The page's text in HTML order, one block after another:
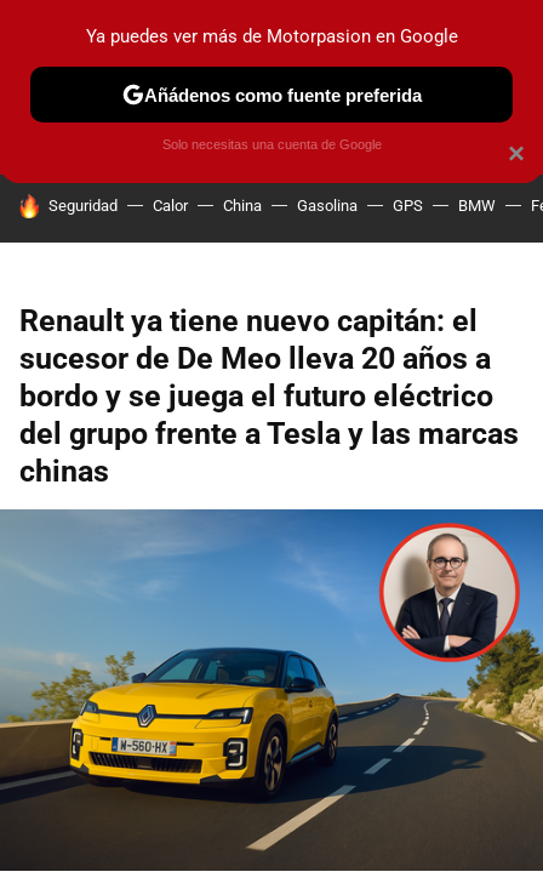
PRUEBAS COCHES ELÉCTRICOS OBSERVATORIO
HOY SE HABLA DE
Seguridad Calor China Gasolina GPS BMW
Renault ya tiene nuevo capitán: el
sucesor de De Meo lleva 20 años a
bordo y se juega el futuro eléctrico
del grupo frente a Tesla y las marcas
chinas
×
Ya puedes ver más de Motorpasion en Google
Añádenos como fuente preferida
Solo necesitas una cuenta de Google